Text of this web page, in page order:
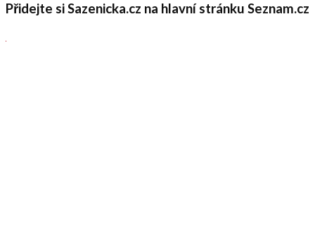
Přidejte si Sazenicka.cz na hlavní stránku Seznam.cz